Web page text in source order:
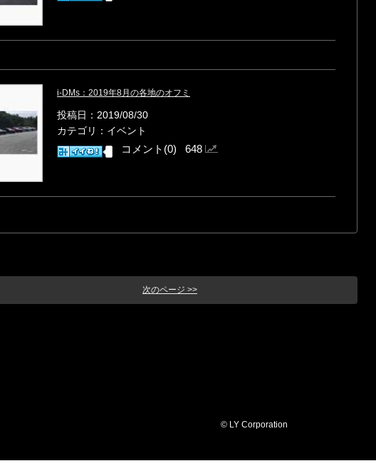
i-DMs：2019年8月の各地のオフミ
投稿日：2019/08/30
カテゴリ：イベント
コメント(0) 648
次のページ >>
© LY Corporation